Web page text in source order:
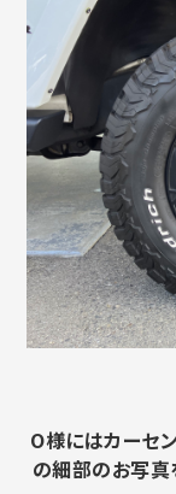
O様にはカーセ
の細部のお写真